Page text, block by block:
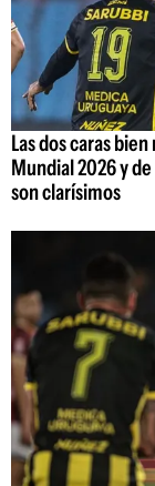
Las dos caras
Mundial 2026 y
son clarísimos